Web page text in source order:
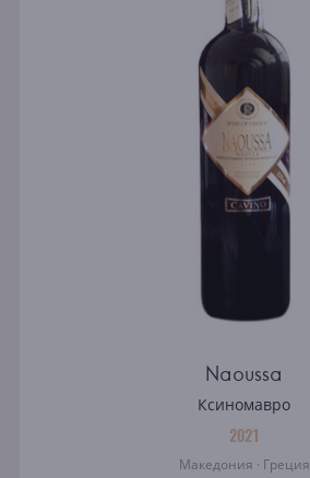
Naoussa
Ксиномавро
2021
Македония · Греция